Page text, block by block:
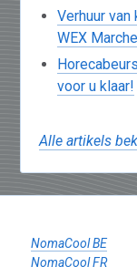
Verhuur
WEX
voor u klaar!
Alle artikels
NomaCool BE
NomaCool FR